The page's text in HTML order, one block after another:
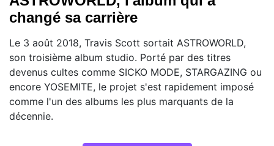
changé sa carrière
Le 3 août 2018, Travis Scott sortait ASTROWORLD,
son troisième album studio. Porté par des titres
devenus cultes comme SICKO MODE, STARGAZING ou
encore YOSEMITE, le projet s'est rapidement imposé
comme l'un des albums les plus marquants de la
décennie.